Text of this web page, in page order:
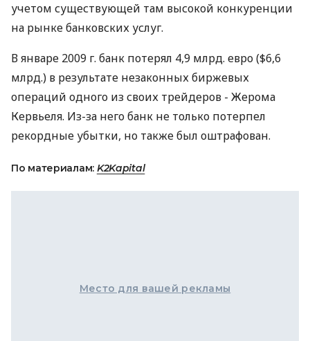
учетом существующей там высокой конкуренции
на рынке банковских услуг.
В январе 2009 г. банк потерял 4,9 млрд. евро ($6,6
млрд.) в результате незаконных биржевых
операций одного из своих трейдеров - Жерома
Кервьеля. Из-за него банк не только потерпел
рекордные убытки, но также был оштрафован.
По материалам: K2Kapital
Место для вашей рекламы